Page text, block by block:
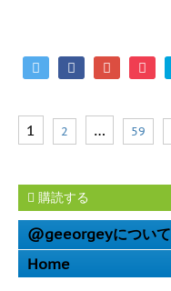
1 2 … 59
購読する
@geeorgeyについて
Home